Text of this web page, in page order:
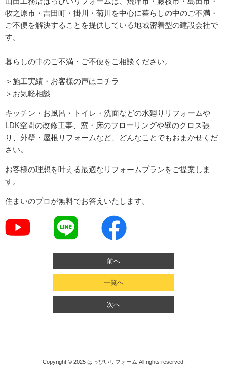
牧之原市・吉田町 ・掛川・菊川 を中心に暮らしの中のご不満・
ご不便を解決することを提供している地域密着型の建設会社で
す。
暮らしの中のご不満・ご不便をご相談ください。
＞施工実績・お客様の声はコチラ
＞ お気軽相談
キッチン・お風呂・トイレ・洗面などの水廻りリフォームや
LDK空間の改修工事、窓・床のフローリングや壁のクロス張
り、外壁・屋根リフォームなど、どんなことでもおまかせくだ
さい。
お客様の理想を叶える最適なリフォームプランをご提案しま
す。
住まいのプロが無料でお答えいたします。
前へ
一覧へ
次へ
Copyright © 2025 はっぴいリフォーム All rights reserved.